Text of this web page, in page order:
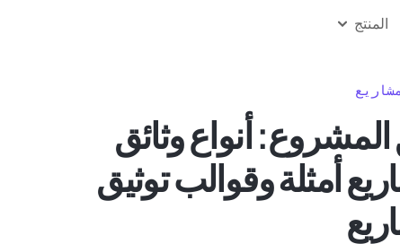
المنتج
المشروع: أنواع وثائق
أمثلة وقوالب توثيق